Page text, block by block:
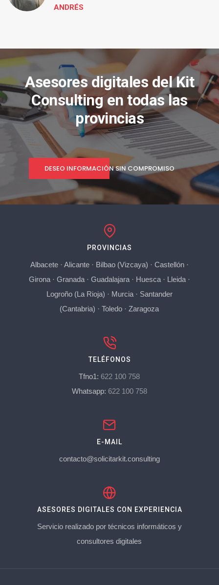
ANDRÉS
Asesores digitales del Kit
Consulting en todas las
provincias
DESEO INFORMACIÓN SIN COMPROMISO
PROVINCIAS
Albacete· Alicante· Bilbao (Vizcaya) · Castellón·
Girona· Granada· Guadalajara· Huesca· Lleida·
Logroño (La Rioja) · Murcia· Santander
(Cantabria) ·Toledo ·Zaragoza
TELÉFONOS
Tfno1: 622 100 758
Whatsapp: 622 100 758
E-MAIL
contacto@solicitarkit.consulting
ASESORES DIGITALES CON EXPERIENCIA
Servicio realizado por técnicos informáticos y
consultores digitales